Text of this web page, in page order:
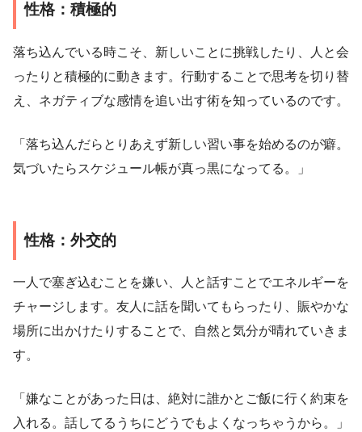
性格：積極的
落ち込んでいる時こそ、新しいことに挑戦したり、人と会
ったりと積極的に動きます。行動することで思考を切り替
え、ネガティブな感情を追い出す術を知っているのです。
「落ち込んだらとりあえず新しい習い事を始めるのが癖。
気づいたらスケジュール帳が真っ黒になってる。」
性格：外交的
一人で塞ぎ込むことを嫌い、人と話すことでエネルギーを
チャージします。友人に話を聞いてもらったり、賑やかな
場所に出かけたりすることで、自然と気分が晴れていきま
す。
「嫌なことがあった日は、絶対に誰かとご飯に行く約束を
入れる。話してるうちにどうでもよくなっちゃうから。」